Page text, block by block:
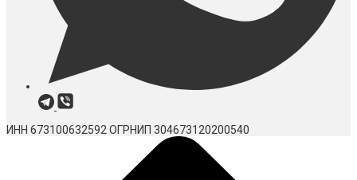
ИНН 673100632592 ОГРНИП 304673120200540